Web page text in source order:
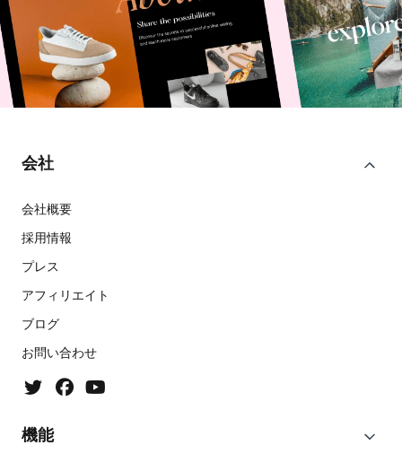
会社
会社概要
採用情報
プレス
アフィリエイト
ブログ
お問い合わせ
機能